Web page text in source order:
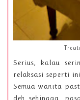
Serius, kalau
relaksasi seperti
Semua wanita
deh..sehingga